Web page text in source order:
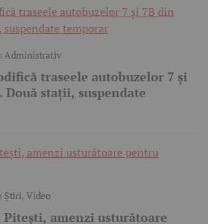
Administrativ
traseele autobuzelor 7 și
Două stații, suspendate
Știri, Video
amenzi usturătoare